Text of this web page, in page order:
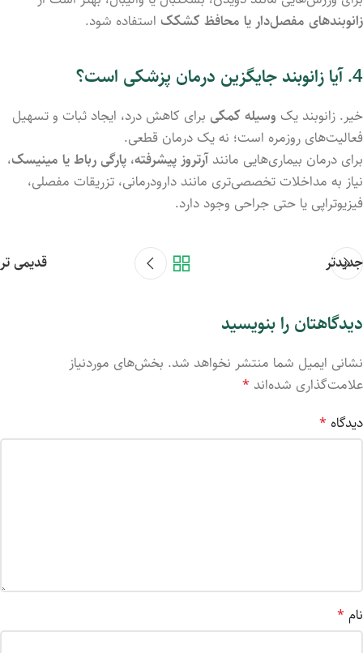
زانوبندهای مفصل‌دار یا محافظ کشکک استفاده شود.
4. آیا زانوبند جایگزین درمان پزشکی است؟
خیر. زانوبند یک وسیله کمکی برای کاهش درد، ایجاد ثبات و تسهیل
فعالیت‌های روزمره است؛ نه یک درمان قطعی.
برای درمان بیماری‌هایی مانندآرتروز پیشرفته، پارگی رباط یا مینیسک،
نیاز به مداخلات تخصصی‌تری مانند دارودرمانی، تزریقات مفصلی،
فیزیوتراپی یا حتی جراحی وجود دارد.
جدیدتر قدیمی تر
دیدگاهتان را بنویسید
نشانی ایمیل شما منتشر نخواهد شد. بخش‌های موردنیاز
علامت‌گذاری شده‌اند *
دیدگاه *
نام *